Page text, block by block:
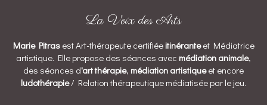
La Voix des Arts
Marie Pitrasest Art-thérapeute certifiée itinéranteet Médiatrice
artistique. Elle propose des séances avec médiation animale,
des séances d'art thérapie, médiation artistiqueet encore
ludothérapie/ Relation thérapeutique médiatisée par le jeu.